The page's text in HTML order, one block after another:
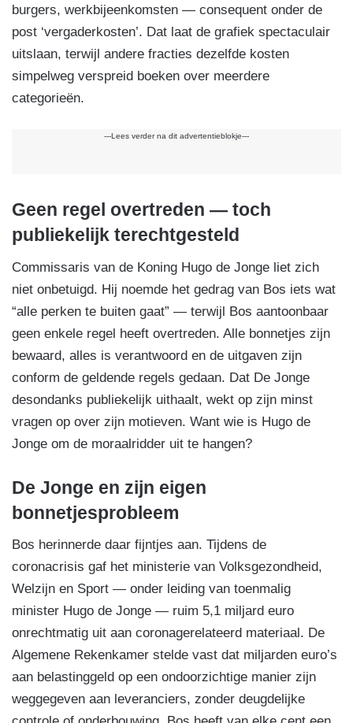
burgers, werkbijeenkomsten — consequent onder de
post ‘vergaderkosten’. Dat laat de grafiek spectaculair
uitslaan, terwijl andere fracties dezelfde kosten
simpelweg verspreid boeken over meerdere
categorieën.
---Lees verder na dit advertentieblokje---
Geen regel overtreden — toch
publiekelijk terechtgesteld
Commissaris van de Koning Hugo de Jonge liet zich
niet onbetuigd. Hij noemde het gedrag van Bos iets wat
“alle perken te buiten gaat” — terwijl Bos aantoonbaar
geen enkele regel heeft overtreden. Alle bonnetjes zijn
bewaard, alles is verantwoord en de uitgaven zijn
conform de geldende regels gedaan. Dat De Jonge
desondanks publiekelijk uithaalt, wekt op zijn minst
vragen op over zijn motieven. Want wie is Hugo de
Jonge om de moraalridder uit te hangen?
De Jonge en zijn eigen
bonnetjesprobleem
Bos herinnerde daar fijntjes aan. Tijdens de
coronacrisis gaf het ministerie van Volksgezondheid,
Welzijn en Sport — onder leiding van toenmalig
minister Hugo de Jonge — ruim 5,1 miljard euro
onrechtmatig uit aan coronagerelateerd materiaal. De
Algemene Rekenkamer stelde vast dat miljarden euro’s
aan belastinggeld op een ondoorzichtige manier zijn
weggegeven aan leveranciers, zonder deugdelijke